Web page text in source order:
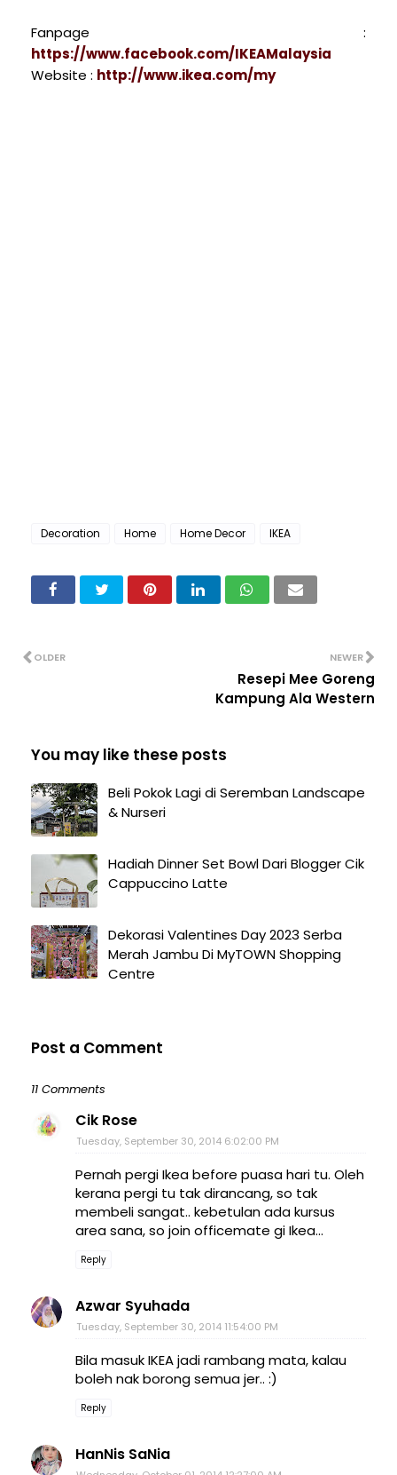
Fanpage :
https://www.facebook.com/IKEAMalaysia
Website : http://www.ikea.com/my
Decoration Home Home Decor IKEA
NEWER
Resepi Mee Goreng
Kampung Ala Western
OLDER
You may like these posts
Beli Pokok Lagi di Seremban Landscape
& Nurseri
Hadiah Dinner Set Bowl Dari Blogger Cik
Cappuccino Latte
Dekorasi Valentines Day 2023 Serba
Merah Jambu Di MyTOWN Shopping
Centre
Post a Comment
11 Comments
Cik Rose
Tuesday, September 30, 2014 6:02:00 PM
Pernah pergi Ikea before puasa hari tu. Oleh
kerana pergi tu tak dirancang, so tak
membeli sangat.. kebetulan ada kursus
area sana, so join officemate gi Ikea...
Reply
Azwar Syuhada
Tuesday, September 30, 2014 11:54:00 PM
Bila masuk IKEA jadi rambang mata, kalau
boleh nak borong semua jer.. :)
Reply
HanNis SaNia